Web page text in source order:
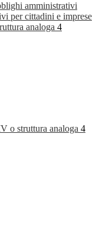
amministrativi
per cittadini e imprese
analoga 4
o struttura analoga 4